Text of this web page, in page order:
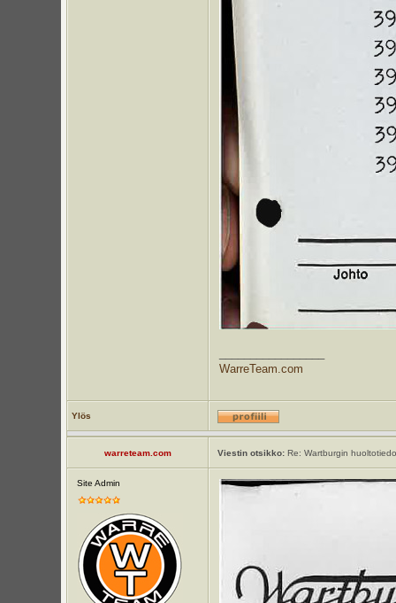
WarreTeam.com
Ylös
warreteam.com Viestin otsikko:Re: Wartburgin
Site Admin